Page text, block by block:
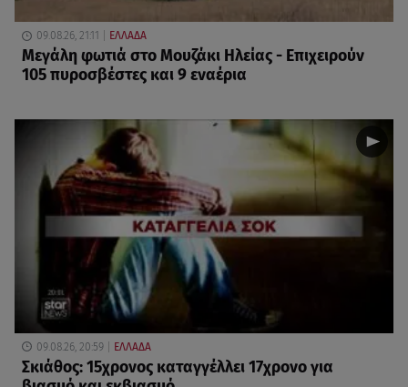
09.08.26, 21:11 ΕΛΛΑΔΑ
Μεγάλη φωτιά στο Μουζάκι Ηλείας - Επιχειρούν
105 πυροσβέστες και 9 εναέρια
09.08.26, 20:59 ΕΛΛΑΔΑ
Σκιάθος: 15χρονος καταγγέλλει 17χρονο για